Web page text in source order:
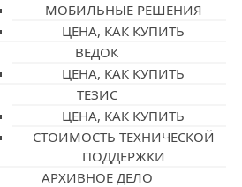
МОБИЛЬНЫЕ РЕШЕНИЯ
ЦЕНА, КАК КУПИТЬ
ВЕДОК
ЦЕНА, КАК КУПИТЬ
ТЕЗИС
ЦЕНА, КАК КУПИТЬ
СТОИМОСТЬ ТЕХНИЧЕСКОЙ
ПОДДЕРЖКИ
АРХИВНОЕ ДЕЛО